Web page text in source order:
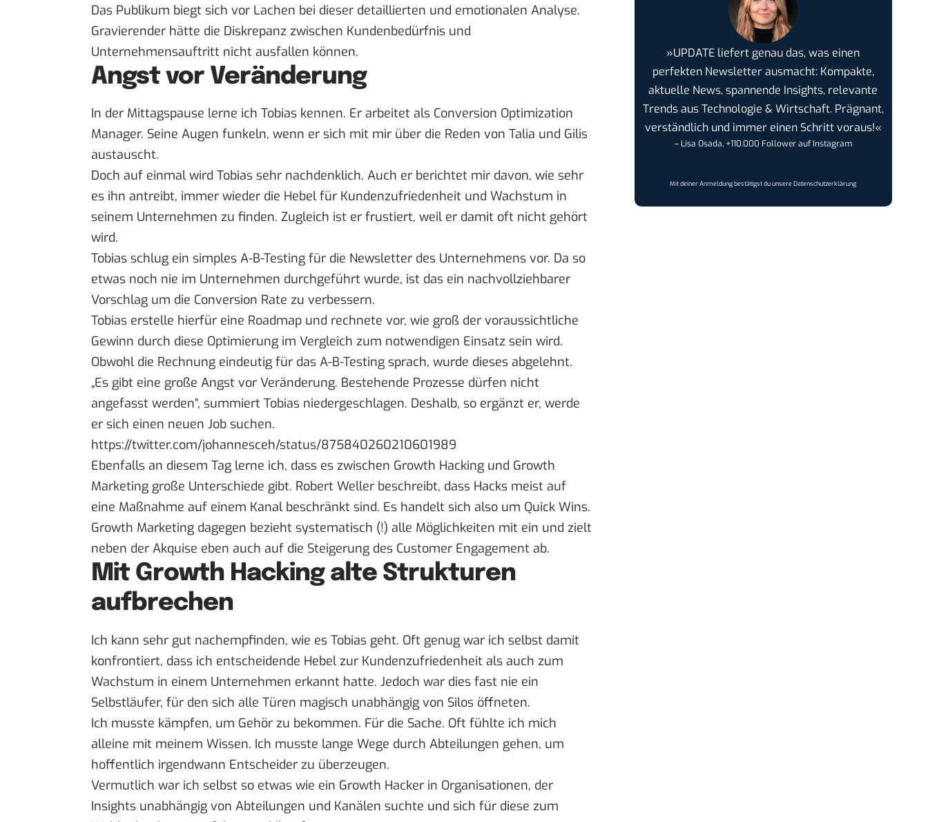
Das Publikum biegt sich vor Lachen bei dieser detaillierten und emotionalen Analyse.
Gravierender hätte die Diskrepanz zwischen Kundenbedürfnis und
Unternehmensauftritt nicht ausfallen können.
Angst vor Veränderung
In der Mittagspause lerne ich Tobias kennen. Er arbeitet als Conversion Optimization
Manager. Seine Augen funkeln, wenn er sich mit mir über die Reden von Talia und Gilis
austauscht.
Doch auf einmal wird Tobias sehr nachdenklich. Auch er berichtet mir davon, wie sehr
es ihn antreibt, immer wieder die Hebel für Kundenzufriedenheit und Wachstum in
seinem Unternehmen zu finden. Zugleich ist er frustiert, weil er damit oft nicht gehört
wird.
Tobias schlug ein simples A-B-Testing für die Newsletter des Unternehmens vor. Da so
etwas noch nie im Unternehmen durchgeführt wurde, ist das ein nachvollziehbarer
Vorschlag um die Conversion Rate zu verbessern.
Tobias erstelle hierfür eine Roadmap und rechnete vor, wie groß der voraussichtliche
Gewinn durch diese Optimierung im Vergleich zum notwendigen Einsatz sein wird.
Obwohl die Rechnung eindeutig für das A-B-Testing sprach, wurde dieses abgelehnt.
„Es gibt eine große Angst vor Veränderung. Bestehende Prozesse dürfen nicht
angefasst werden“, summiert Tobias niedergeschlagen. Deshalb, so ergänzt er, werde
er sich einen neuen Job suchen.
https://twitter.com/johannesceh/status/875840260210601989
Ebenfalls an diesem Tag lerne ich, dass es zwischen Growth Hacking und Growth
Marketing große Unterschiede gibt. Robert Weller beschreibt, dass Hacks meist auf
eine Maßnahme auf einem Kanal beschränkt sind. Es handelt sich also um Quick Wins.
Growth Marketing dagegen bezieht systematisch (!) alle Möglichkeiten mit ein und zielt
neben der Akquise eben auch auf die Steigerung des Customer Engagement ab.
Mit Growth Hacking alte Strukturen
aufbrechen
Ich kann sehr gut nachempfinden, wie es Tobias geht. Oft genug war ich selbst damit
konfrontiert, dass ich entscheidende Hebel zur Kundenzufriedenheit als auch zum
Wachstum in einem Unternehmen erkannt hatte. Jedoch war dies fast nie ein
Selbstläufer, für den sich alle Türen magisch unabhängig von Silos öffneten.
Ich musste kämpfen, um Gehör zu bekommen. Für die Sache. Oft fühlte ich mich
alleine mit meinem Wissen. Ich musste lange Wege durch Abteilungen gehen, um
hoffentlich irgendwann Entscheider zu überzeugen.
Vermutlich war ich selbst so etwas wie ein Growth Hacker in Organisationen, der
Insights unabhängig von Abteilungen und Kanälen suchte und sich für diese zum
»UPDATE liefert genau das, was einen
perfekten Newsletter ausmacht: Kompakte,
aktuelle News, spannende Insights, relevante
Trends aus Technologie & Wirtschaft. Prägnant,
verständlich und immer einen Schritt voraus!«
– Lisa Osada, +110.000 Follower auf Instagram
Mit deiner Anmeldung bestätigst du unsereDatenschutzerklärung